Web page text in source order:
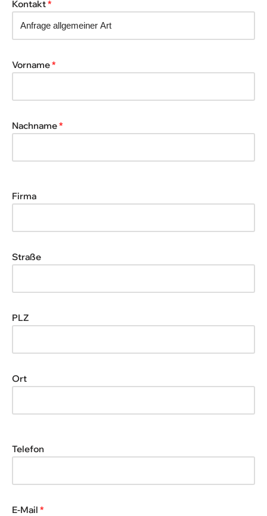
Kontakt*
Vorname*
Nachname*
Firma
Straße
PLZ
Ort
Telefon
E-Mail *